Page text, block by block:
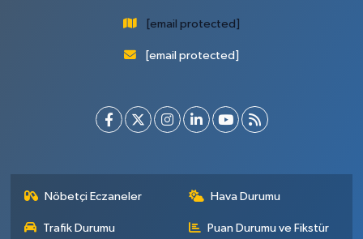
[email protected]
[email protected]
Nöbetçi Eczaneler Hava Durumu
Trafik Durumu Puan Durumu ve Fikstür